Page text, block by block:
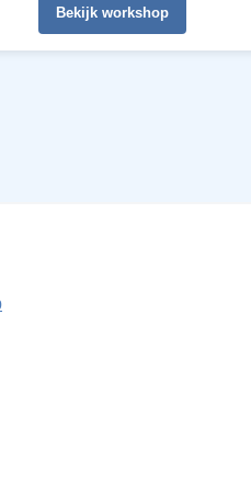
Bekijk workshop